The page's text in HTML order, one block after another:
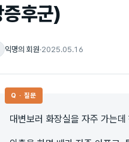
증후군)
익명의 회원·2025.05.16
Q · 질문
대변보러 화장실을 자주 가는